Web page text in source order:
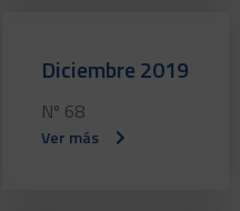
Diciembre 2019
Nº 68
Ver más